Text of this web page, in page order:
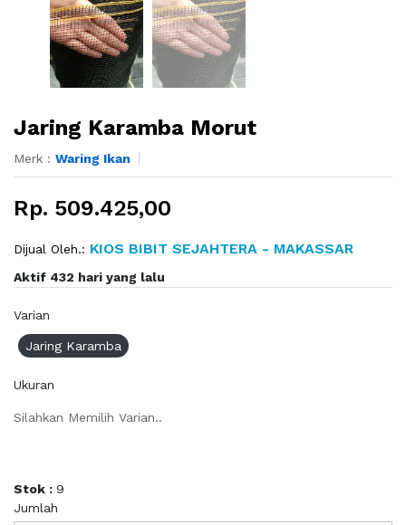
Jaring Karamba Morut
Merk : Waring Ikan
Rp. 509.425,00
Dijual Oleh.: KIOS BIBIT SEJAHTERA - MAKASSAR
Aktif 432 hari yang lalu
Varian
Jaring Karamba
Ukuran
Silahkan Memilih Varian..
Stok : 9
Jumlah